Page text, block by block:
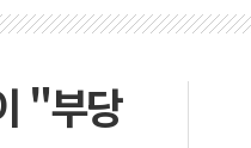
폭우…호우경보 발효
편성…체감온도 38도 넘으면 중단
재검토 지시
"부당